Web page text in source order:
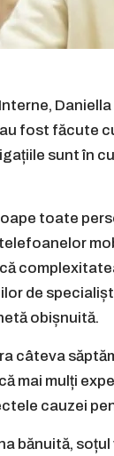
fost făcute
sunt în
toate
de
obișnuită.
câteva
mai mulți
cauzei
bănuită,